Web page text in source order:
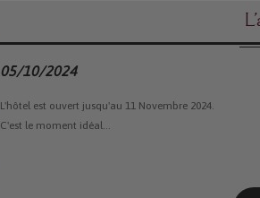
05/10/2024
L'hôtel est ouvert jusqu'au 11 Novembre 2024.
C'est le moment idéal...